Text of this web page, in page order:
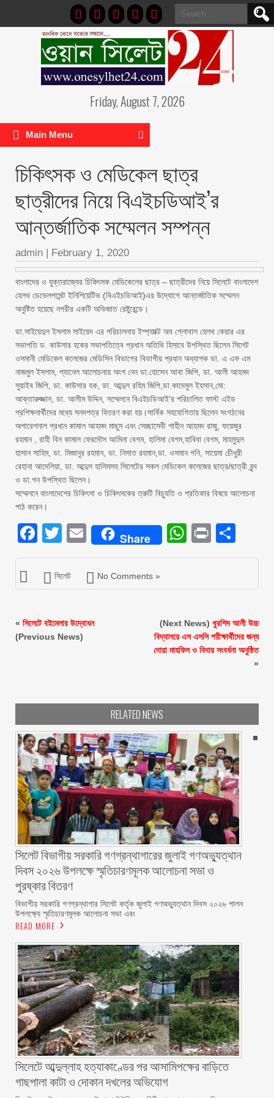
Search
for:
Friday, August 7, 2026
Main Menu
চিকিৎসক ও মেডিকেল ছাত্র
ছাত্রীদের নিয়ে বিএইচডিআই’র
আন্তর্জাতিক সম্মেলন সম্পন্ন
admin | February 1, 2020
বাংলাদের ও যুক্তরাজ্যের চিকিৎসক মেডিকেলের ছাত্র – ছাত্রীদের নিয়ে সিলেটে বাংলাদেশ
হেলথ ডেভেলপমেন্ট ইনিশিয়েটিভ (বিএইচডিআই)এর উদ্যোগে আন্তর্জাতিক সম্মেলন
অনুষ্টিত হয়েছে নগরীর একটি অভিজাত রেষ্টুরেন্ডে।
ডা.সাইয়েদুল ইসলাম সাইয়েদ এর পরিচালনায় ইম্প্যাাক্ট অব গ্লোবাল হেলথ কেয়ার এর
সভাপতি ড. কাউসার হকের সভাপতিত্বে প্রধান অতিথি হিসাবে উপস্থিত ছিলেন সিলেট
ওসমানী মেডিকেল কলেজের মেডিসিন বিভাগের বিভাগীয় প্রধান অধ্যাপক ডা. এ এফ এম
নাজমুল ইসলাম, প্যানেল আলোচনায় অংশ নেন ডা.হোসেন আবা জিপি, ডা. আলী আহমদ
সুয়াইব জিপি, ডা. কাউসার হক, ডা. আব্দুল রহিম জিপি,ডা.কাদেমুল ইহসান,মো:
আক্তারুজ্জান, ডা. আলীম উদ্দিন, সম্মেলনে বিএইচডিআই’র পরিচালিত ফাস্ট এইড
প্রশিক্ষনার্থীদের মধ্যে সনদপত্র বিতরণ করা হয়।সার্বিক সহযোগিতায় ছিলেন সংগঠনের
অপারেশনাল প্রধান কামাল আহমদ মাছুম এবং সেচ্ছাসেবী শাহীন আহমদ রাজু, ফয়েজুর
রহমান , রাহী বিন কামাল ফেরদৌস আমিনা বেগম, হালিমা বেগম,হাবিবা বেগম, মাহমুদুল
হাসান সাহিম, ডা. মিজানুর রহমান, ডা. নিসাত রহমান,ডা. ওসমান গনি, সায়েমা চেীধুরী
রেহানা আদেলিয়া, ডা. আব্দুল হালিমসহ সিলেটের সকল মেডিকেল কলেজের ছাত্র/ছাত্রী বৃন্দ
ও ডা.গন উপস্থিত ছিলেন।
সম্মেলনে বাংলাদেশের চিকিৎসা ও চিকিৎসকের ত্রুটি বিচ্যুতি ও প্রতিকার বিষয়ে আলোচনা
পাঠ করেন।
Facebook
Twitter
EmailShare Print
সিলেট No Comments »
« সিলেটে বইমেলার উদ্বোধন
(Previous News)
(Next News) খুরশিদ আলী উচ্চ
বিদ্যালয়ে এস এসসি পরীক্ষার্থীদের জন্য
দোয়া মাহফিল ও বিদায় সংবর্ধনা অনুষ্ঠিত
»
RELATED NEWS
সিলেট বিভাগীয় সরকারি গণগ্রন্থাগারের জুলাই গণঅভ্যুত্থান
দিবস ২০২৬ উপলক্ষে স্মৃতিচারণমূলক আলোচনা সভা ও
পুরষ্কার বিতরণ ‎ ‎
বিভাগীয় সরকারি গণগ্রন্থাগার সিলেট কর্তৃক জুলাই গণঅভ্যুত্থান দিবস ২০২৬ পালন
উপলক্ষ্যে স্মৃতিচারণমূলক আলোচনা সভা এবং
READ MORE
সিলেটে আব্দুল্লাহ হত্যাকাণ্ডের পর আসামিপক্ষের বাড়িতে
গাছপালা কাটা ও দোকান দখলের অভিযোগ